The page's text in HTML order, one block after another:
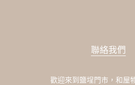
聯絡我們
歡迎來到鹽埕門市，和屋